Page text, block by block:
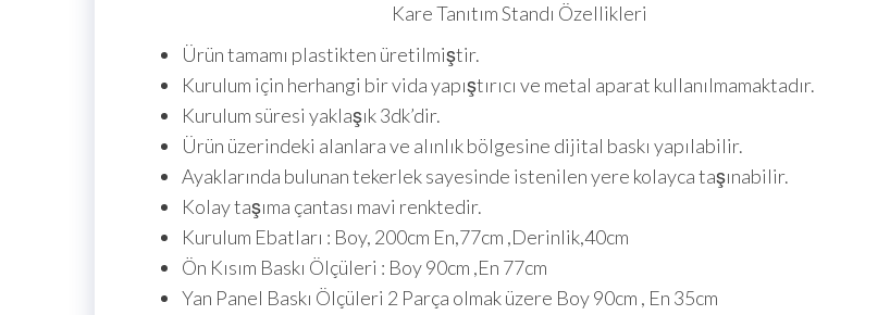
Kare Tanıtım Standı Özellikleri
Ürün tamamı plastikten üretilmiştir.
Kurulum için herhangi bir vida yapıştırıcı ve metal aparat kullanılmamaktadır.
Kurulum süresi yaklaşık 3dk’dir.
Ürün üzerindeki alanlara ve alınlık bölgesine dijital baskı yapılabilir.
Ayaklarında bulunan tekerlek sayesinde istenilen yere kolayca taşınabilir.
Kolay taşıma çantası mavi renktedir.
Kurulum Ebatları : Boy, 200cm En,77cm ,Derinlik,40cm
Ön Kısım Baskı Ölçüleri : Boy 90cm ,En 77cm
Yan Panel Baskı Ölçüleri 2 Parça olmak üzere Boy 90cm , En 35cm